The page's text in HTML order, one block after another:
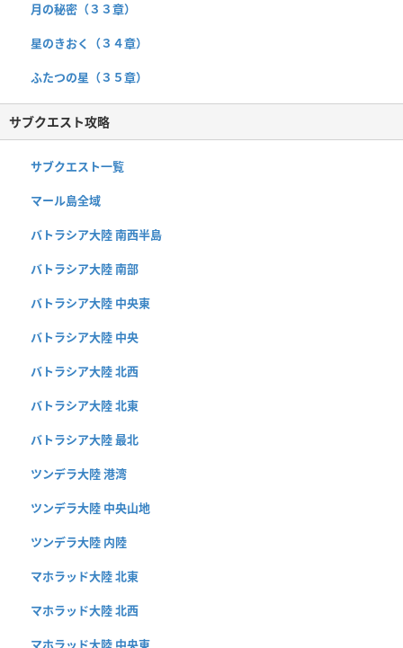
月の秘密（３３章）
星のきおく（３４章）
ふたつの星（３５章）
サブクエスト攻略
サブクエスト一覧
マール島全域
バトラシア大陸 南西半島
バトラシア大陸 南部
バトラシア大陸 中央東
バトラシア大陸 中央
バトラシア大陸 北西
バトラシア大陸 北東
バトラシア大陸 最北
ツンデラ大陸 港湾
ツンデラ大陸 中央山地
ツンデラ大陸 内陸
マホラッド大陸 北東
マホラッド大陸 北西
マホラッド大陸 中央東